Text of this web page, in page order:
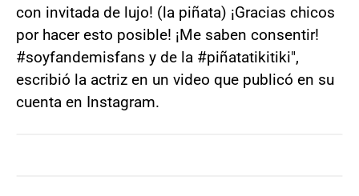
con invitada de lujo! (la piñata) ¡Gracias chicos
por hacer esto posible! ¡Me saben consentir!
#soyfandemisfans y de la #piñatatikitiki",
escribió la actriz en un video que publicó en su
cuenta en Instagram.